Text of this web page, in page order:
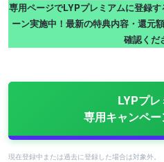
専用ページでLYPプレミアムに登録
ーン実施中！最新の特典内容・還元
確認くだ
LYPプレ
専用キャンペー
現在登録中または過去に登録した場合は対象外。